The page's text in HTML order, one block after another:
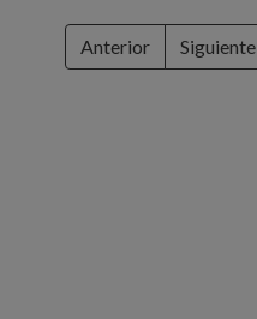
Anterior Siguiente